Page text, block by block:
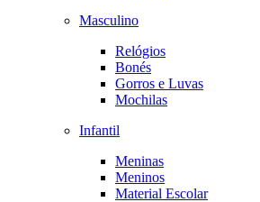
Masculino
Relógios
Bonés
Gorros e Luvas
Mochilas
Infantil
Meninas
Meninos
Material Escolar